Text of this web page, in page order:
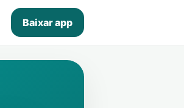
Baixar app